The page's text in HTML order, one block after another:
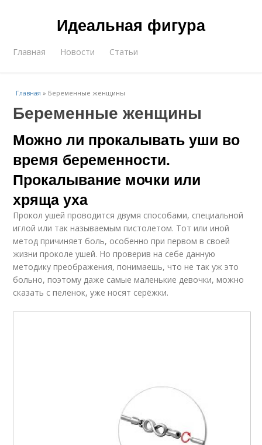
Идеальная фигура
Главная Новости Статьи
Главная » Беременные женщины
Беременные женщины
Можно ли прокалывать уши во
время беременности.
Прокалывание мочки или
хряща уха
Прокол ушей проводится двумя способами, специальной
иглой или так называемым пистолетом. Тот или иной
метод причиняет боль, особенно при первом в своей
жизни проколе ушей. Но проверив на себе данную
методику преображения, понимаешь, что не так уж это
больно, поэтому даже самые маленькие девочки, можно
сказать с пеленок, уже носят серёжки.